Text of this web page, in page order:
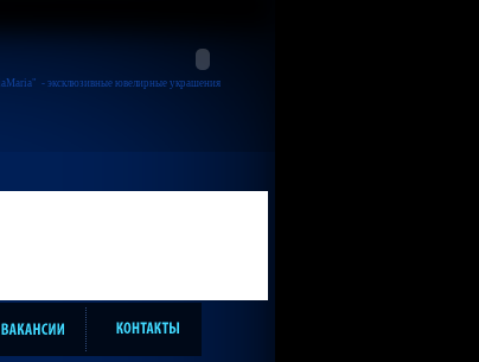
- эксклюзивные ювелирные украшения